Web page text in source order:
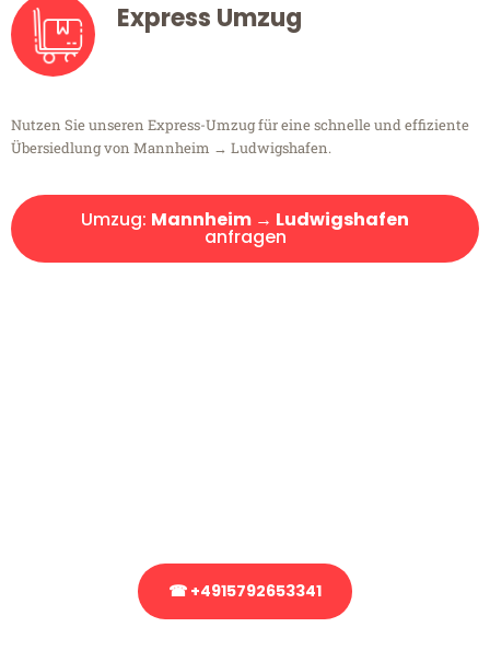
Express Umzug
Nutzen Sie unseren Express-Umzug für eine schnelle und effiziente
Übersiedlung von Mannheim → Ludwigshafen.
Umzug: Mannheim → Ludwigshafen
anfragen
☎ +4915792653341